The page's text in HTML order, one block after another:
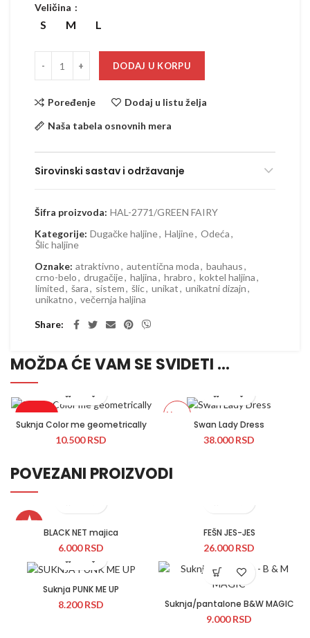
Veličina
S M L
DODAJ U KORPU
Poređenje
Dodaj u listu želja
Naša tabela osnovnih mera
Sirovinski sastav i održavanje
Šifra proizvoda: HAL-2771/GREEN FAIRY
Kategorije: Dugačke haljine, Haljine, Odeća,
Šlic haljine
Oznake: atraktivno, autentična moda, bauhaus,
crno-belo, drugačije, haljina, hrabro, koktel haljina,
limited, šara, sistem, šlic, unikat, unikatni dizajn,
unikatno, večernja haljina
Share
MOŽDA ĆE VAM SE SVIDETI …
Rasprodato
Suknja Color me geometrically
10.500RSD
Novo
Swan Lady Dress
38.000RSD
POVEZANI PROIZVODI
★ BLACK NET majica
6.000RSD
FEŠN JES-JES
26.000RSD
Suknja PUNK ME UP
8.200RSD
Suknja/pantalone B&W MAGIC
9.000RSD